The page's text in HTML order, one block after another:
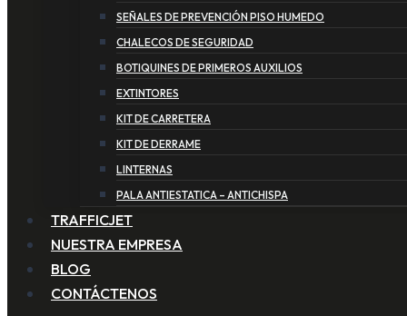
SEÑALES DE PREVENCIÓN PISO HUMEDO
CHALECOS DE SEGURIDAD
BOTIQUINES DE PRIMEROS AUXILIOS
EXTINTORES
KIT DE CARRETERA
KIT DE DERRAME
LINTERNAS
PALA ANTIESTATICA – ANTICHISPA
TRAFFICJET
NUESTRA EMPRESA
BLOG
CONTÁCTENOS